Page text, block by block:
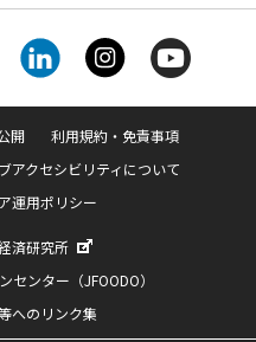
開
利用規約・免責事項
アクセシビリティについて
運用ポリシー
済研究所
ンター（JFOODO）
へのリンク集